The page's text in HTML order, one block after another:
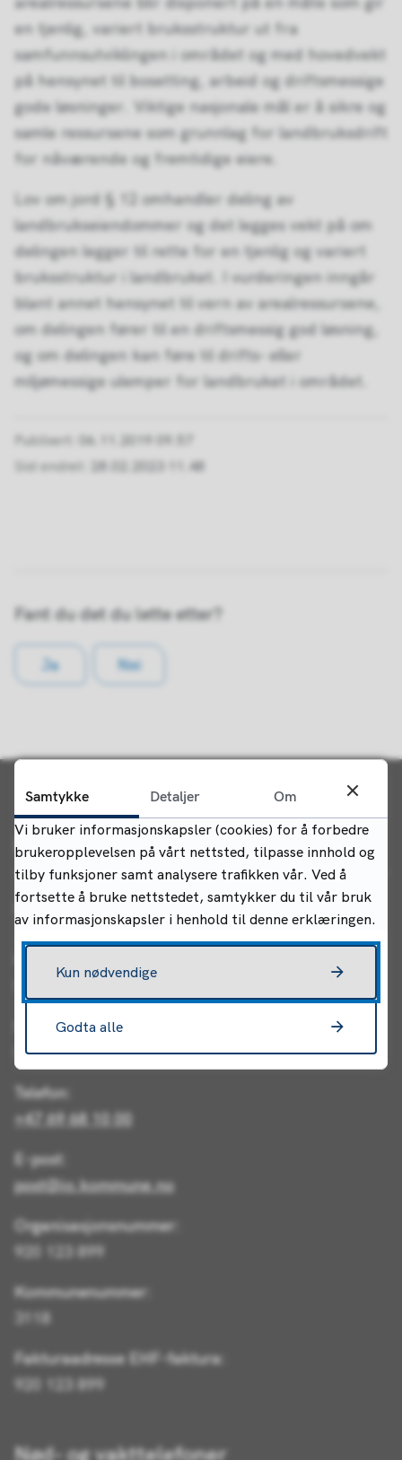
en tjenlig, variert bruksstruktur ut fra
samfunnsutviklingen i området og med hovedvekt
på hensynet til bosetting, arbeid og driftsmessige
gode løsninger. Viktige nasjonale mål er å sikre og
samle ressursene som grunnlag for landbruksdrift
for nåværende og fremtidige eiere.
Lov om jord § 12 omhandler deling av
landbrukseiendommer og det legges vekt på om
delingen legger til rette for en tjenlig og variert
bruksstruktur i landbruket. I vurderingen inngår
blant annet hensynet til vern av arealressursene,
om delingen fører til en driftsmessig god løsning,
og om delingen kan føre til drifts- eller
miljømessige ulemper for landbruket i området.
Publisert
06.11.2019 09.57
Sist endret
28.02.2023 11.48
Fant du det du lette etter?
Ja Nei
Kontakt oss
Indre Østfold kommune
Postboks 34, 1861 Trøgstad
Besøksadresse (rådhuset):
Rådhusgata 22, 1830 Askim
Telefon:
+47 69 68 10 00
E-post:
post@io.kommune.no
Organisasjonsnummer:
920 123 899
Kommunenummer:
3118
Fakturaadresse EHF-faktura:
920 123 899
Nød- og vakttelefoner
Samtykke Detaljer
Om
Vi bruker informasjonskapsler (cookies) for å forbedre
brukeropplevelsen på vårt nettsted, tilpasse innhold og
tilby funksjoner samt analysere trafikken vår. Ved å
fortsette å bruke nettstedet, samtykker du til vår bruk
av informasjonskapsler i henhold til denne erklæringen.
Kun nødvendige
Godta alle